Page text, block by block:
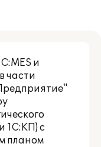
и
части
1С:КП) с
планом